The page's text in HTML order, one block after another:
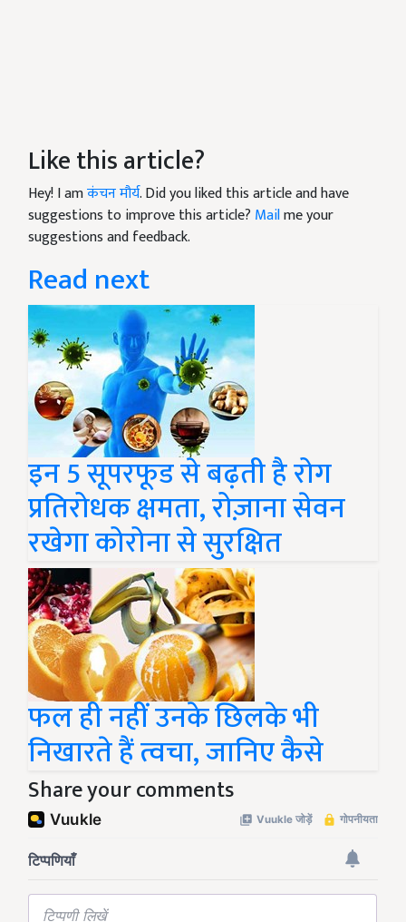
Like this article?
Hey! I amकंचन मौर्य. Did you liked this article and have
suggestions to improve this article? Mailme your
suggestions and feedback.
Read next
इन 5 सूपरफूड से बढ़ती है रोग
प्रतिरोधक क्षमता, रोज़ाना सेवन
रखेगा कोरोना से सुरक्षित
फल ही नहीं उनके छिलके भी
निखारते हैं त्वचा, जानिए कैसे
Share your comments